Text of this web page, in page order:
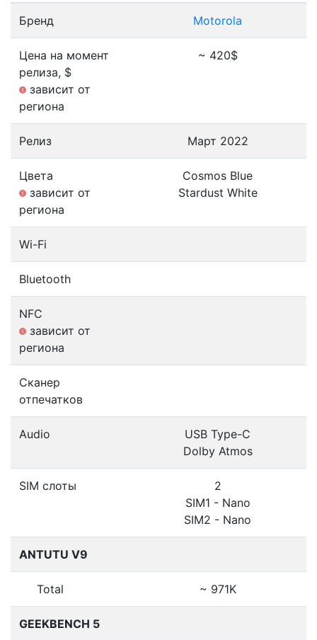
Бренд Motorola
Цена на момент
релиза, $
зависит от
региона
~ 420$
Релиз Март 2022
Цвета
зависит от
региона
Cosmos Blue
Stardust White
Wi-Fi
Bluetooth
NFC
зависит от
региона
Сканер
отпечатков
Audio
USB Type-C
Dolby Atmos
SIM слоты
2
SIM1 - Nano
SIM2 - Nano
ANTUTU V9
Total ~ 971K
GEEKBENCH 5